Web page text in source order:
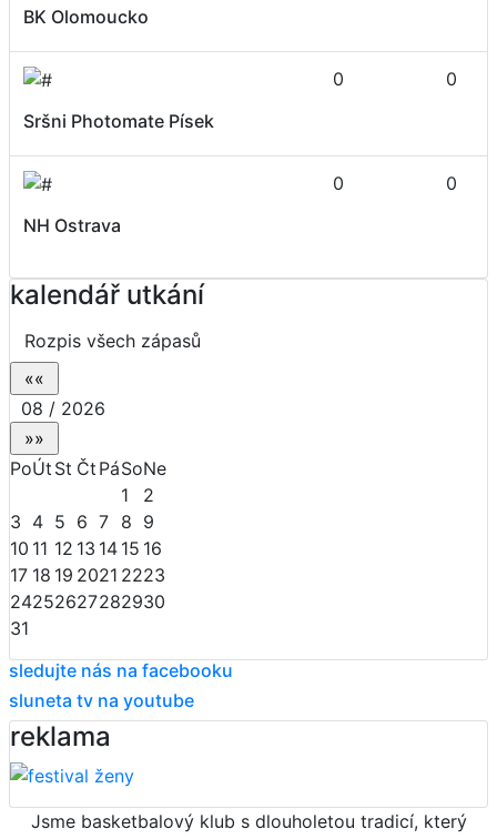
BK Olomoucko
Sršni Photomate Písek
0 0
NH Ostrava
0 0
kalendář utkání
Rozpis všech zápasů
08 / 2026
PoÚt St Čt PáSoNe
1
2
3 4 5 6 7 8 9
10 11 12 13 14 15 16
17 18 19 2021 2223
24252627282930
31
sledujte nás na facebooku
sluneta tv na youtube
reklama
Jsme basketbalový klub s dlouholetou tradicí, který